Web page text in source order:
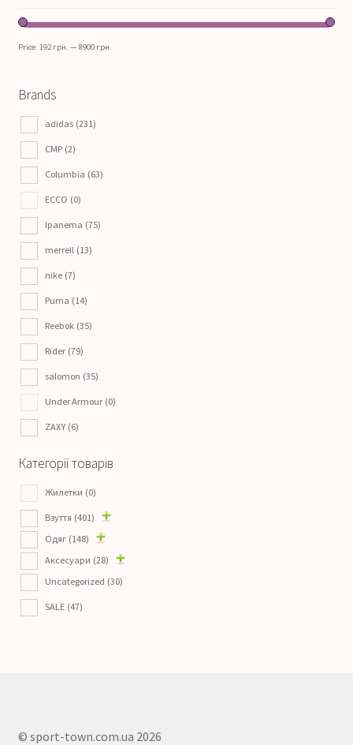
Price: 192 грн. — 8900 грн.
Brands
adidas (231)
CMP (2)
Columbia (63)
ECCO (0)
Ipanema (75)
merrell (13)
nike (7)
Puma (14)
Reebok (35)
Rider (79)
salomon (35)
Under Armour (0)
ZAXY (6)
Категорії товарів
Жилетки (0)
Взуття (401)
Одяг (148)
Аксесуари (28)
Uncategorized (30)
SALE (47)
© sport-town.com.ua 2026